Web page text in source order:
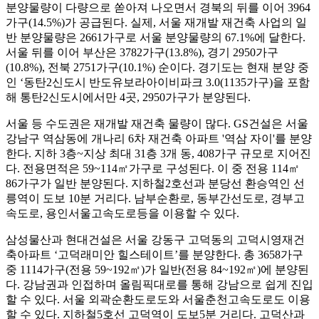
분양물량이 다량으로 쏟아져 나오면서 경북의 뒤를 이어 3964
가구(14.5%)가 공급된다. 실제, 서울 재개발 재건축 사업의 일
반 분양물량은 2661가구로 서울 분양물량의 67.1%에 달한다.
서울 뒤를 이어 부산은 3782가구(13.8%), 경기 2950가구
(10.8%), 전북 2751가구(10.1%) 순이다. 경기도는 현재 분양 중
인 ‘동탄2신도시 반도유보라아이비파크 3.0(1135가구)을 포함
해 통탄2신도시에서만 4곳, 2950가구가 분양된다.
서울 등 수도권은 재개발 재건축 물량이 많다. GS건설은 서울
강남구 역삼동에 개나리 6차 재건축 아파트 '역삼 자이'를 분양
한다. 지하 3층~지상 최대 31층 3개 동, 408가구 규모로 지어진
다. 전용면적은 59~114㎡가구로 구성된다. 이 중 전용 114㎡
86가구가 일반 분양된다. 지하철2호선과 분당선 환승역인 선
릉역이 도보 10분 거리다. 남부순환로, 동부간선도로, 경부고
속도로, 용인서울고속도로등을 이용할 수 있다.
삼성물산과 현대건설은 서울 강동구 고덕동의 고덕시영재건
축아파트 ‘고덕래미안 힐스테이트’를 분양한다. 총 3658가구
중 1114가구(전용 59~192㎡)가 일반(전용 84~192㎡)에 분양된
다. 강남권과 인접하며 올림픽대로를 통해 강남으로 쉽게 진입
할 수 있다. 서울 외곽순환도로도와 서울춘천고속도로도 이용
할 수 있다. 지하철5호선 고덕역이 도보5분 거리다. 고덕산과